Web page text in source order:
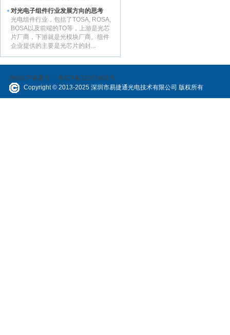
对光电子组件行业发展方向的思考
光电组件行业，包括了TOSA, ROSA,
BOSA以及前端的TO等，上游是光芯
片厂商，下游就是光模块厂商。组件
企业提供的主要是光芯片的封...
网站ICP备案号： 粤ICP备12071802号
Copyright © 2013-2025 深圳市易捷通光电技术有限公司 版权所有